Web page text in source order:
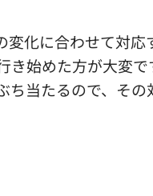
化に合わせて対応
始めた方が大変
当たるので、その